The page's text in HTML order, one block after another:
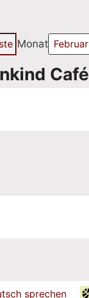
Monat
Café
sprechen